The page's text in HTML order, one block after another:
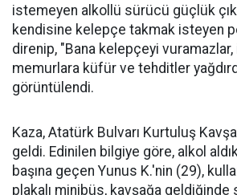
istemeyen alkollü sürücü güçlük
kendisine kelepçe takmak isteyen
direnip, "Bana kelepçeyi vuramazlar,
memurlara küfür ve tehditler
görüntülendi.
Kaza, Atatürk Bulvarı Kurtuluş
geldi. Edinilen bilgiye göre, alkol
başına geçen Yunus K.'nin (29),
plakalı minibüs, kavşağa geldiğinde